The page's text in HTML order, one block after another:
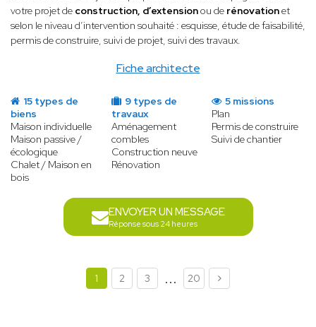
Fiche architecte
votre projet de construction, d’extensionou de rénovationet
selon le niveau d’intervention souhaité : esquisse, étude de faisabilité,
permis de construire, suivi de projet, suivi des travaux.
15 types de
biens
Maison individuelle
Maison passive /
écologique
Chalet / Maison en
bois
9 types de
travaux
Aménagement
combles
Construction neuve
Rénovation
5 missions
Plan
Permis de construire
Suivi de chantier
ENVOYER UN MESSAGE
Réponse sous 24 heures
1 2 3 ... 20